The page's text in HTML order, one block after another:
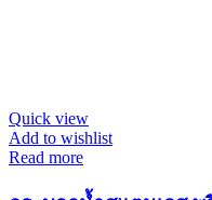
Quick view
Add to wishlist
Read more